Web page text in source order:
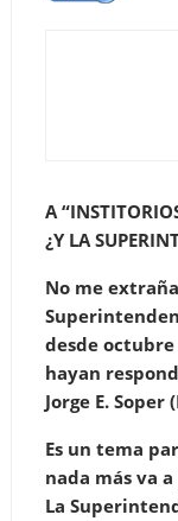
A
¿Y LA
No me
desde
hayan
Jorge E. Soper
Es un tema
nada más va
La